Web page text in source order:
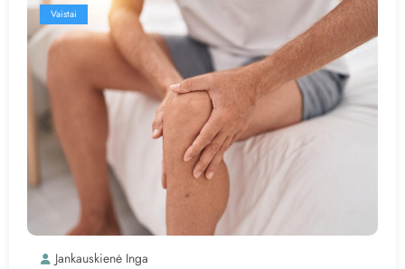
Vaistai
Jankauskienė Inga